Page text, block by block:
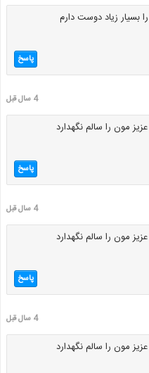
زیاد دوست دارم
پاسخ
4 سال قبل
مون را سالم نگهدارد
پاسخ
4 سال قبل
مون را سالم نگهدارد
پاسخ
4 سال قبل
مون را سالم نگهدارد